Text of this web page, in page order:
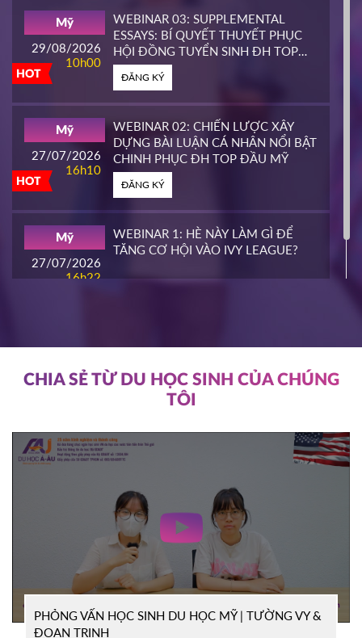
10h00
ĐĂNG KÝ
14h00
PIERCE COLLEGE
ĐĂNG KÝ
16h00
WHATCOM COMMUNITY COLLEGE
ĐĂNG KÝ
HOT
10/03/2026
14h00
SOUTHEAST MISSOURI STATE
ĐĂNG KÝ
WRIGHT STATE UNIVERISTY
ĐĂNG KÝ
Canada TỔ CHỨC ICEAP
HOT
29/08/2026
10h00
Mỹ
WEBINAR 03: SUPPLEMENTAL
ESSAYS: BÍ QUYẾT THUYẾT PHỤC
HỘI ĐỒNG TUYỂN SINH ĐH TOP
ĐẦU MỸ
ĐĂNG KÝ
HOT
27/07/2026
16h10
Mỹ
WEBINAR 02: CHIẾN LƯỢC XÂY
DỰNG BÀI LUẬN CÁ NHÂN NỔI BẬT
CHINH PHỤC ĐH TOP ĐẦU MỸ
ĐĂNG KÝ
27/07/2026
16h22
Mỹ
WEBINAR 1: HÈ NÀY LÀM GÌ ĐỂ
TĂNG CƠ HỘI VÀO IVY LEAGUE?
CHIA SẺ TỪ DU HỌC SINH CỦA CHÚNG
TÔI
PHỎNG VẤN HỌC SINH DU HỌC MỸ | TƯỜNG VY &
ĐOAN TRINH